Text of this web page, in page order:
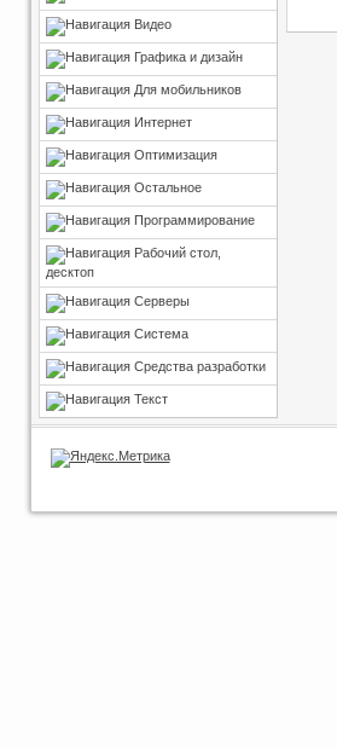
Видео
Графика и дизайн
Для мобильников
Интернет
Оптимизация
Остальное
Программирование
Рабочий стол,
десктоп
Серверы
Система
Средства разработки
Текст